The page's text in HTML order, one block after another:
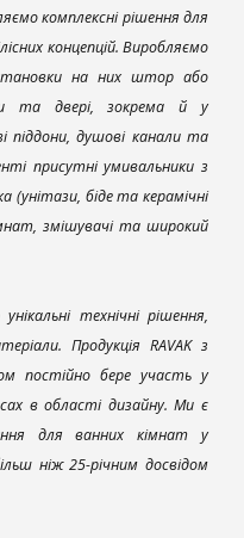
комплексні рішення для
концепцій. Виробляємо
на них штор або
та двері, зокрема й у
піддони, душові канали та
присутні умивальники з
(унітази, біде та керамічні
змішувачі та широкий
технічні рішення,
Продукція RAVAK з
постійно бере участь у
в області дизайну. Ми є
для ванних кімнат у
ніж 25-річним досвідом